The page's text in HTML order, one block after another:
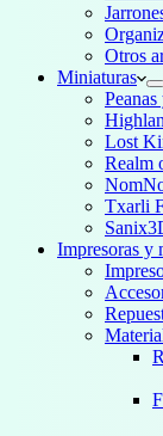
Otros
Miniaturas
Lost
Realm
Txarli
Impresoras y